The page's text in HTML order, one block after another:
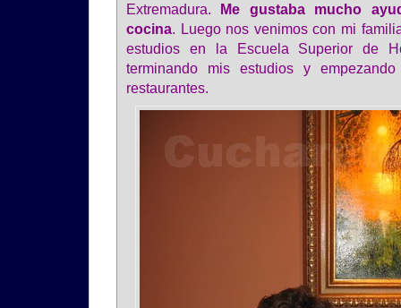
Extremadura.
Me gustaba mucho
cocina. Luego nos venimos con mi
estudios en la Escuela Superior de
terminando mis estudios y
restaurantes.